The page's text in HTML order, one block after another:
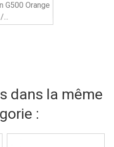
G500 Orange
/...
dans la même
: